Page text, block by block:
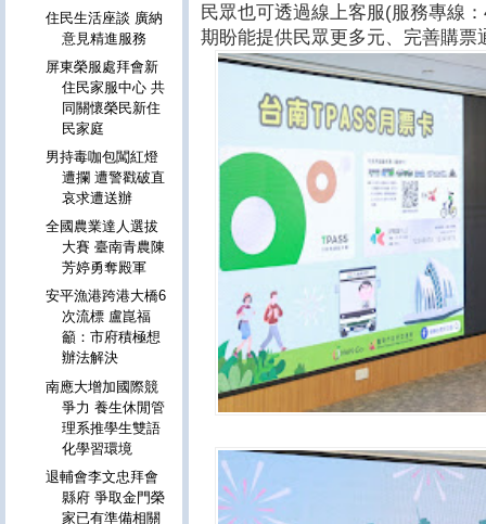
民眾也可透過線上客服(服務專線
期盼能提供民眾更多元、完善購票
住民生活座談 廣納
意見精進服務
屏東榮服處拜會新
住民家服中心 共
同關懷榮民新住
民家庭
男持毒咖包闖紅燈
遭攔 遭警戳破直
哀求遭送辦
全國農業達人選拔
大賽 臺南青農陳
芳婷勇奪殿軍
安平漁港跨港大橋6
次流標 盧崑福
籲：市府積極想
辦法解決
南應大增加國際競
爭力 養生休閒管
理系推學生雙語
化學習環境
退輔會李文忠拜會
縣府 爭取金門榮
家已有準備相關